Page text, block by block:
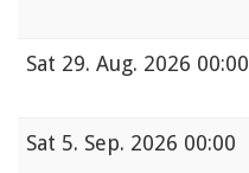
Sat 29. Aug. 2026 00:00
Sat 5. Sep. 2026 00:00